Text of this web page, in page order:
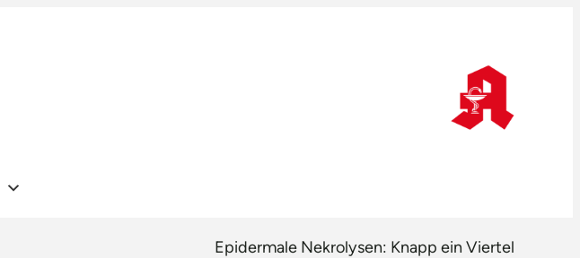
Epidermale Nekrolysen: Knapp ein Viertel